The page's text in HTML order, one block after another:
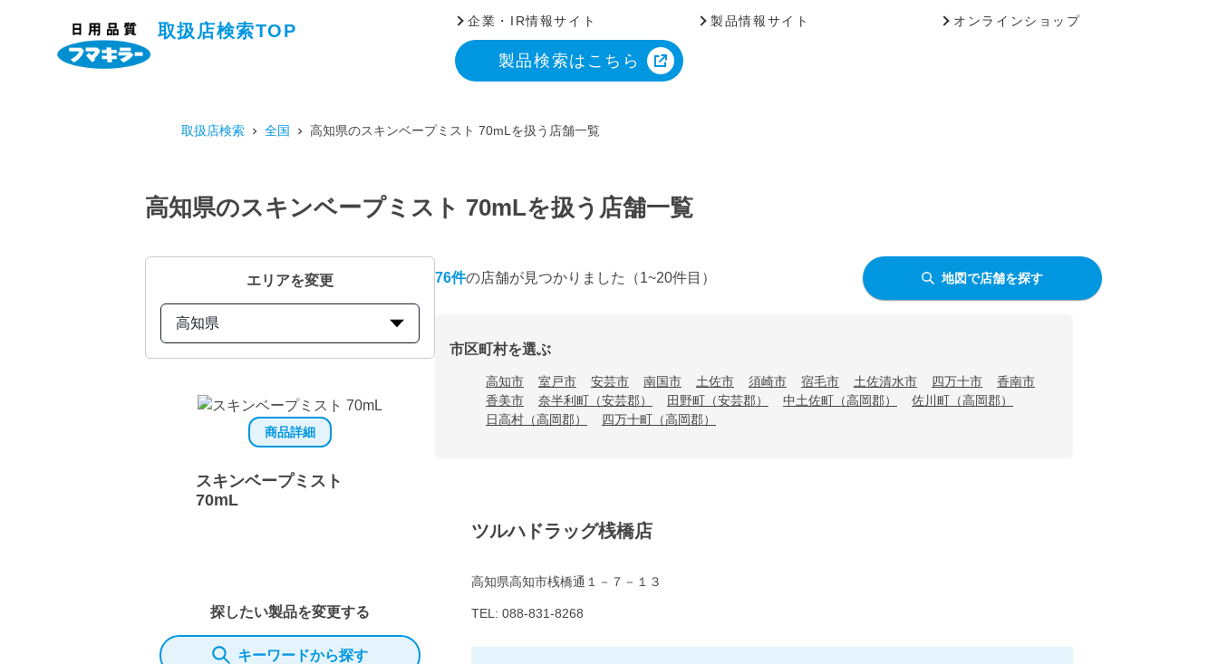
取扱店検索TOP
企業・IR情報サイト 製品情報サイト オンラインショップ
製品検索はこちら
取扱店検索 全国 高知県のスキンベープミスト 70mLを扱う店舗一覧
高知県のスキンベープミスト 70mLを扱う店舗一覧
エリアを変更
高知県
商品詳細
スキンベープミスト
70mL
探したい製品を変更する
キーワードから探す
76件の店舗が見つかりました （1~20件目） 地図で店舗を探す
市区町村を選ぶ
高知市 室戸市 安芸市 南国市 土佐市 須崎市 宿毛市 土佐清水市 四万十市
香南市
香美市
奈半利町（安芸郡） 田野町（安芸郡） 中土佐町（高岡郡）
佐川町（高岡郡）
日高村（高岡郡）
四万十町（高岡郡）
ツルハドラッグ桟橋店
高知県高知市桟橋通１－７－１３
TEL: 088-831-8268